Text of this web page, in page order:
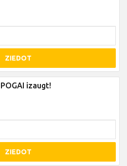
ZIEDOT
izaugt!
ZIEDOT